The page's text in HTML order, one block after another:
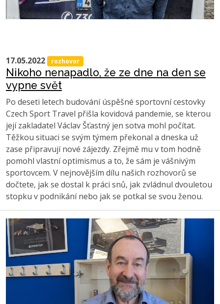
17.05.2022 rozhovor
Nikoho nenapadlo, že ze dne na den se
vypne svět
Po deseti letech budování úspěšné sportovní cestovky
Czech Sport Travel přišla kovidová pandemie, se kterou
její zakladatel Václav Šťastný jen sotva mohl počítat.
Těžkou situaci se svým týmem překonal a dneska už
zase připravují nové zájezdy. Zřejmě mu v tom hodně
pomohl vlastní optimismus a to, že sám je vášnivým
sportovcem. V nejnovějším dílu našich rozhovorů se
dočtete, jak se dostal k práci snů, jak zvládnul dvouletou
stopku v podnikání nebo jak se potkal se svou ženou.